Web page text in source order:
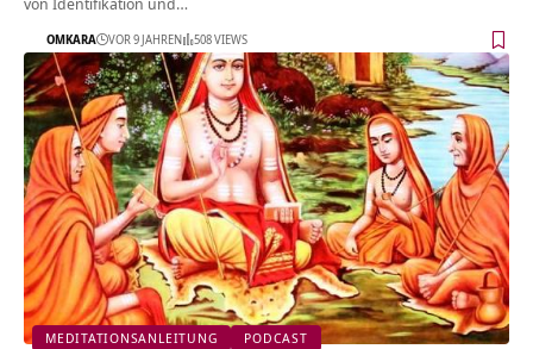
OMKARA VOR 9 JAHREN 508 VIEWS
MEDITATIONSANLEITUNG PODCAST